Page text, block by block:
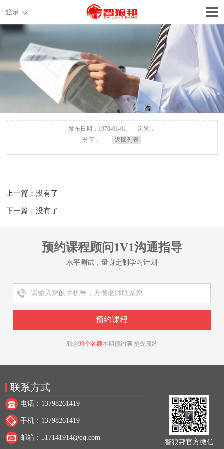
登录
发布日期：1970-01-01
浏览：
分享：
返回列表
上一篇：没有了
下一篇：没有了
预约课程顾问1V1沟通指导
水平测试，量身定制学习计划
剩余99个名额本期预约满 抢先预约
智狼邦官方微信
联系方式
电话：13798261419
手机：13798261419
邮箱：517141914@qq.com